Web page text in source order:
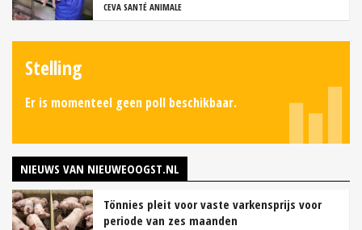
CEVA SANTÉ ANIMALE
Stelling
Er is momenteel geen poll beschikbaar.
NIEUWS VAN NIEUWEOOGST.NL
Tönnies pleit voor vaste varkensprijs voor
periode van zes maanden